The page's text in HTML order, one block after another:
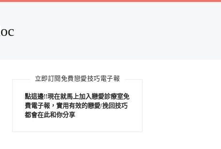
立即訂閱免費戀愛技巧電子報
點這邊!!現在就馬上加入戀愛診療室免
費電子報，實用有效的戀愛/挽回技巧
都會在此和你分享